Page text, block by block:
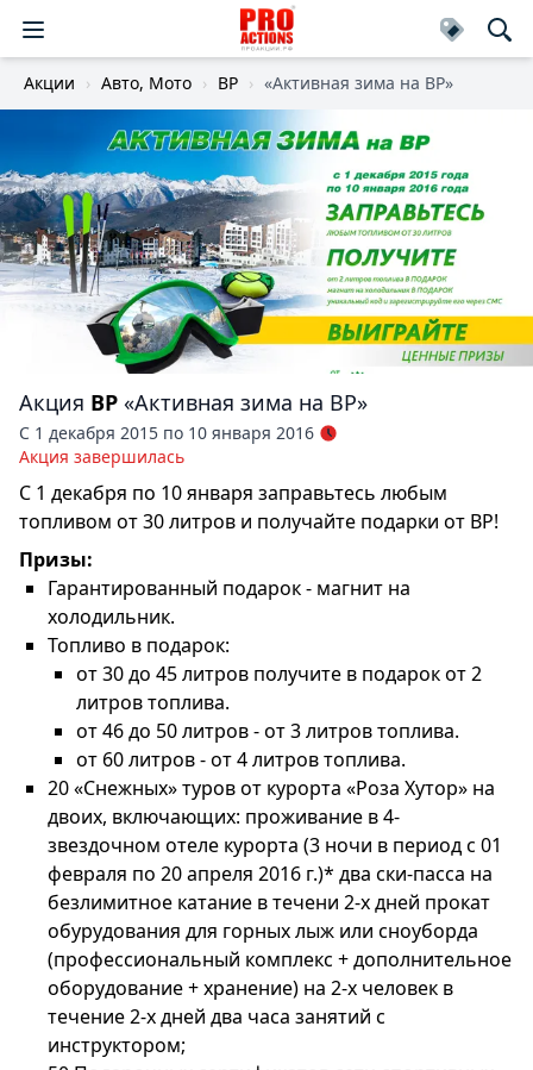
Акции Авто, Мото BP «Активная зима на ВР»
Акция BP «Активная зима на ВР»
С 1 декабря 2015 по 10 января 2016
Акция завершилась
С 1 декабря по 10 января заправьтесь любым
топливом от 30 литров и получайте подарки от BP!
Призы:
Гарантированный подарок - магнит на
холодильник.
Топливо в подарок:
от 30 до 45 литров получите в подарок от 2
литров топлива.
от 46 до 50 литров - от 3 литров топлива.
от 60 литров - от 4 литров топлива.
20 «Снежных» туров от курорта «Роза Хутор» на
двоих, включающих: проживание в 4-
звездочном отеле курорта (3 ночи в период с 01
февраля по 20 апреля 2016 г.)* два ски-пасса на
безлимитное катание в течени 2-х дней прокат
обурудования для горных лыж или сноуборда
(профессиональный комплекс + дополнительное
оборудование + хранение) на 2-х человек в
течение 2-х дней два часа занятий с
инструктором;